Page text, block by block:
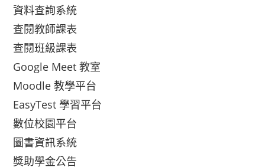
資料查詢系統
查閱教師課表
查閱班級課表
Google Meet 教室
Moodle 教學平台
EasyTest 學習平台
數位校園平台
圖書資訊系統
獎助學金公告